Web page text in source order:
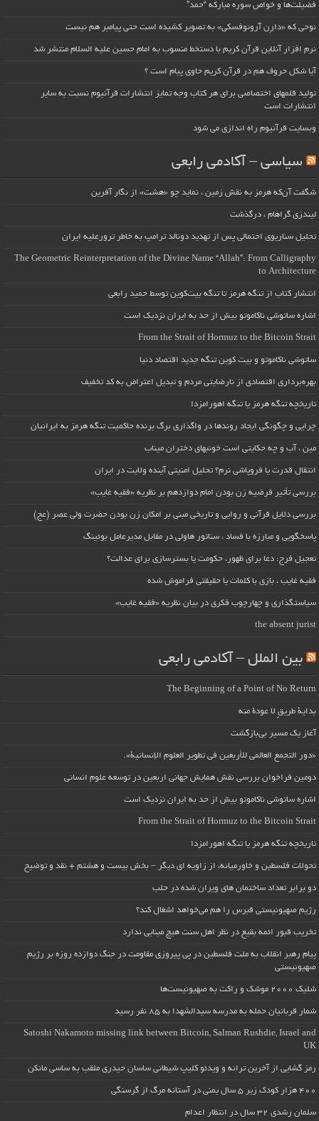
فضیلت‌ها و خواص سوره مبارکه “حمد”
نوحی که «دارِن آرونوفسکی» به تصویر کشیده است حتی پیامبر هم نیست
نرم افزار آنلاین قرآن کریم با دستخط منسوب به امام حسین علیه السلام منتشر شد
آیا شکل حروف هم در قرآن کریم حاوی پیام است ؟
تولید قلمهای اختصاصی برای هر کتاب وجه تمایز انتشارات قرآنیوم نسبت به سایر
انتشارات است
وبسایت قرآنیوم راه اندازی می شود
سیاسی – آکادمی رابعی
شگفت آن‌که هرمز به نقش زمین ، نماید چو «هشت» از نگار آفرین
لیندزی گراهام ، درگذشت
تحلیل سناریوی احتمالی پس از تهدید دونالد ترامپ به خاطر ترورعلیه ایران
The Geometric Reinterpretation of the Divine Name “Allah”: From Calligraphy
to Architecture
انتشار کتاب از تنگه هرمز تا تنگه بیت‌کوین توسط حمید رابعی
اشاره ساتوشی ناکاموتو بیش از حد به ایران نزدیک است
From the Strait of Hormuz to the Bitcoin Strait
ساتوشی ناکاموتو و بیت کوین تنگه جدید اقتصاد دنیا
بهره‌برداری اقتصادی از نارضایتی مردم و تبدیل اعتراض به کد تخفیف
تاریخچه تنگه هرمز یا تنگه اهورامزدا
چرایی و چگونگی ایجاد روندها در واگذاری برگ برنده حاکمیت تنگه هرمز به ایرانیان
مین ، آب و چه حکایتی است خونبهای دختران میناب
انتقال قدرت یا فروپاشی نرم؟ تحلیل امنیتی آینده ولایت در ایران
بررسی تأثیر فرضیه زن بودن امام دوازدهم بر نظریه «فقیه غایب»
بررسی دلایل قرآنی و روایی و تاریخی مبنی بر امکان زن بودن حضرت ولی عصر (عج)
پاسخگویی و مبارزه با فساد ، سناتور هاولی در مقابل مدیرعامل بوئینگ
تعجیل فرج: دعا برای ظهور، حکومت یا بسترسازی برای عدالت؟
فقیه غایب ، بازی با کلمات یا حقیقتی فراموش شده
سیاستگذاری و چهارچوب فکری در بیان نظریه «فقیه غایب»
the absent jurist
بین الملل – آکادمی رابعی
The Beginning of a Point of No Return
بداية طريقٍ لا عودة منه
آغاز یک مسیر بی‌بازگشت
«دور التجمع العالمي للأربعين في تطوير العلوم الإنسانية».
دومین فراخوان بررسی نقش همایش جهانی اربعین در توسعه علوم انسانی
اشاره ساتوشی ناکاموتو بیش از حد به ایران نزدیک است
From the Strait of Hormuz to the Bitcoin Strait
تاریخچه تنگه هرمز یا تنگه اهورامزدا
تحولات فلسطین و خاورمیانه، از زاویه ای دیگر – بخش بیست و هشتم + نقد و توضیح
دو برابر تعداد ساختمان های ویران شده در حلب
رژیم صهیونیستی قبرس را هم می‌خواهد اشغال کند؟
تخریب قبور ائمه بقیع در نظر اهل سنت هیچ مبنایی ندارد
پیام رهبر انقلاب به ملت فلسطین در پی پیروزی مقاومت در جنگ دوازده روزه بر رژیم
صهیونیستی
شلیک ۲۰۰۰ موشک و راکت به صهیونیست‌ها
شمار قربانیان حمله به مدرسه سیدالشهدا به ۸۵ نفر رسید
Satoshi Nakamoto missing link between Bitcoin, Salman Rushdie, Israel and
UK
رمز گشایی از آخرین ترانه و ویدئو کلیپ شیطانی ساسان حیدری ملقب به ساسی مانکن
۴۰۰ هزار کودک زیر ۵ سال یمنی در آستانه مرگ از گرسنگی
سلمان رشدی ۳۲ سال در انتظار اعدام